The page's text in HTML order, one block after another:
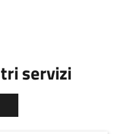
servizi